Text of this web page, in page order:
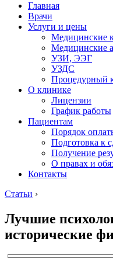
Главная
Врачи
Услуги и цены
Медицинские
Медицинские
УЗИ, ЭЭГ
УЗДС
Процедурный
О клинике
Лицензии
График работы
Пациентам
Порядок
Подготовка к
Получение
О правах и
Контакты
Статьи ›
Лучшие
исторические